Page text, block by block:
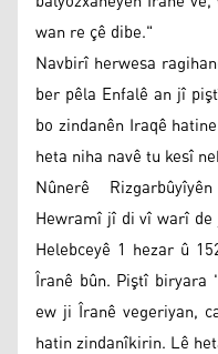
wan re çê dibe."
Navbirî herwesa
ber pêla Enfalê an jî
bo zindanên Iraqê
heta niha navê tu kesî
Nûnerê
Hewramî jî di vî warî
Helebceyê 1 hezar û
Îranê bûn. Piştî
ew ji Îranê vegeriyan,
hatin zindanîkirin. Lê